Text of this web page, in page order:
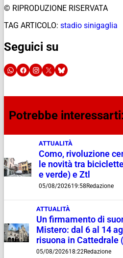
© RIPRODUZIONE RISERVATA
TAG ARTICOLO: stadio sinigaglia
Seguici su
Potrebbe
ATTUALITÀ
Como, rivoluzione
le novità tra
e verde) e Ztl
05/08/202619:58 Redazione
ATTUALITÀ
Un firmamento di
Mistero: dal 6 al 14
risuona in Cattedrale
05/08/202618:22Redazione